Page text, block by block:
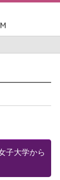
子大学から